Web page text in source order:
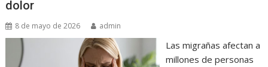
dolor
8 de mayo de 2026 admin
Las migrañas afectan a
millones de personas